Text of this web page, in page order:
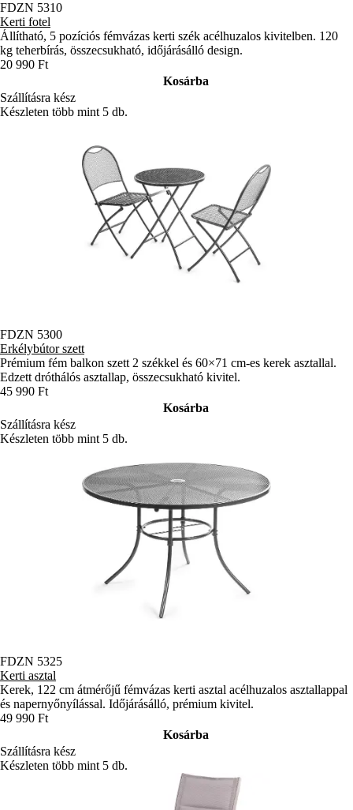
FDZN 5310
Kerti fotel
Állítható, 5 pozíciós fémvázas kerti szék acélhuzalos kivitelben. 120
kg teherbírás, összecsukható, időjárásálló design.
20 990 Ft
Kosárba
Szállításra kész
Készleten több mint 5 db.
FDZN 5300
Erkélybútor szett
Prémium fém balkon szett 2 székkel és 60×71 cm-es kerek asztallal.
Edzett dróthálós asztallap, összecsukható kivitel.
45 990 Ft
Kosárba
Szállításra kész
Készleten több mint 5 db.
FDZN 5325
Kerti asztal
Kerek, 122 cm átmérőjű fémvázas kerti asztal acélhuzalos asztallappal
és napernyőnyílással. Időjárásálló, prémium kivitel.
49 990 Ft
Kosárba
Szállításra kész
Készleten több mint 5 db.